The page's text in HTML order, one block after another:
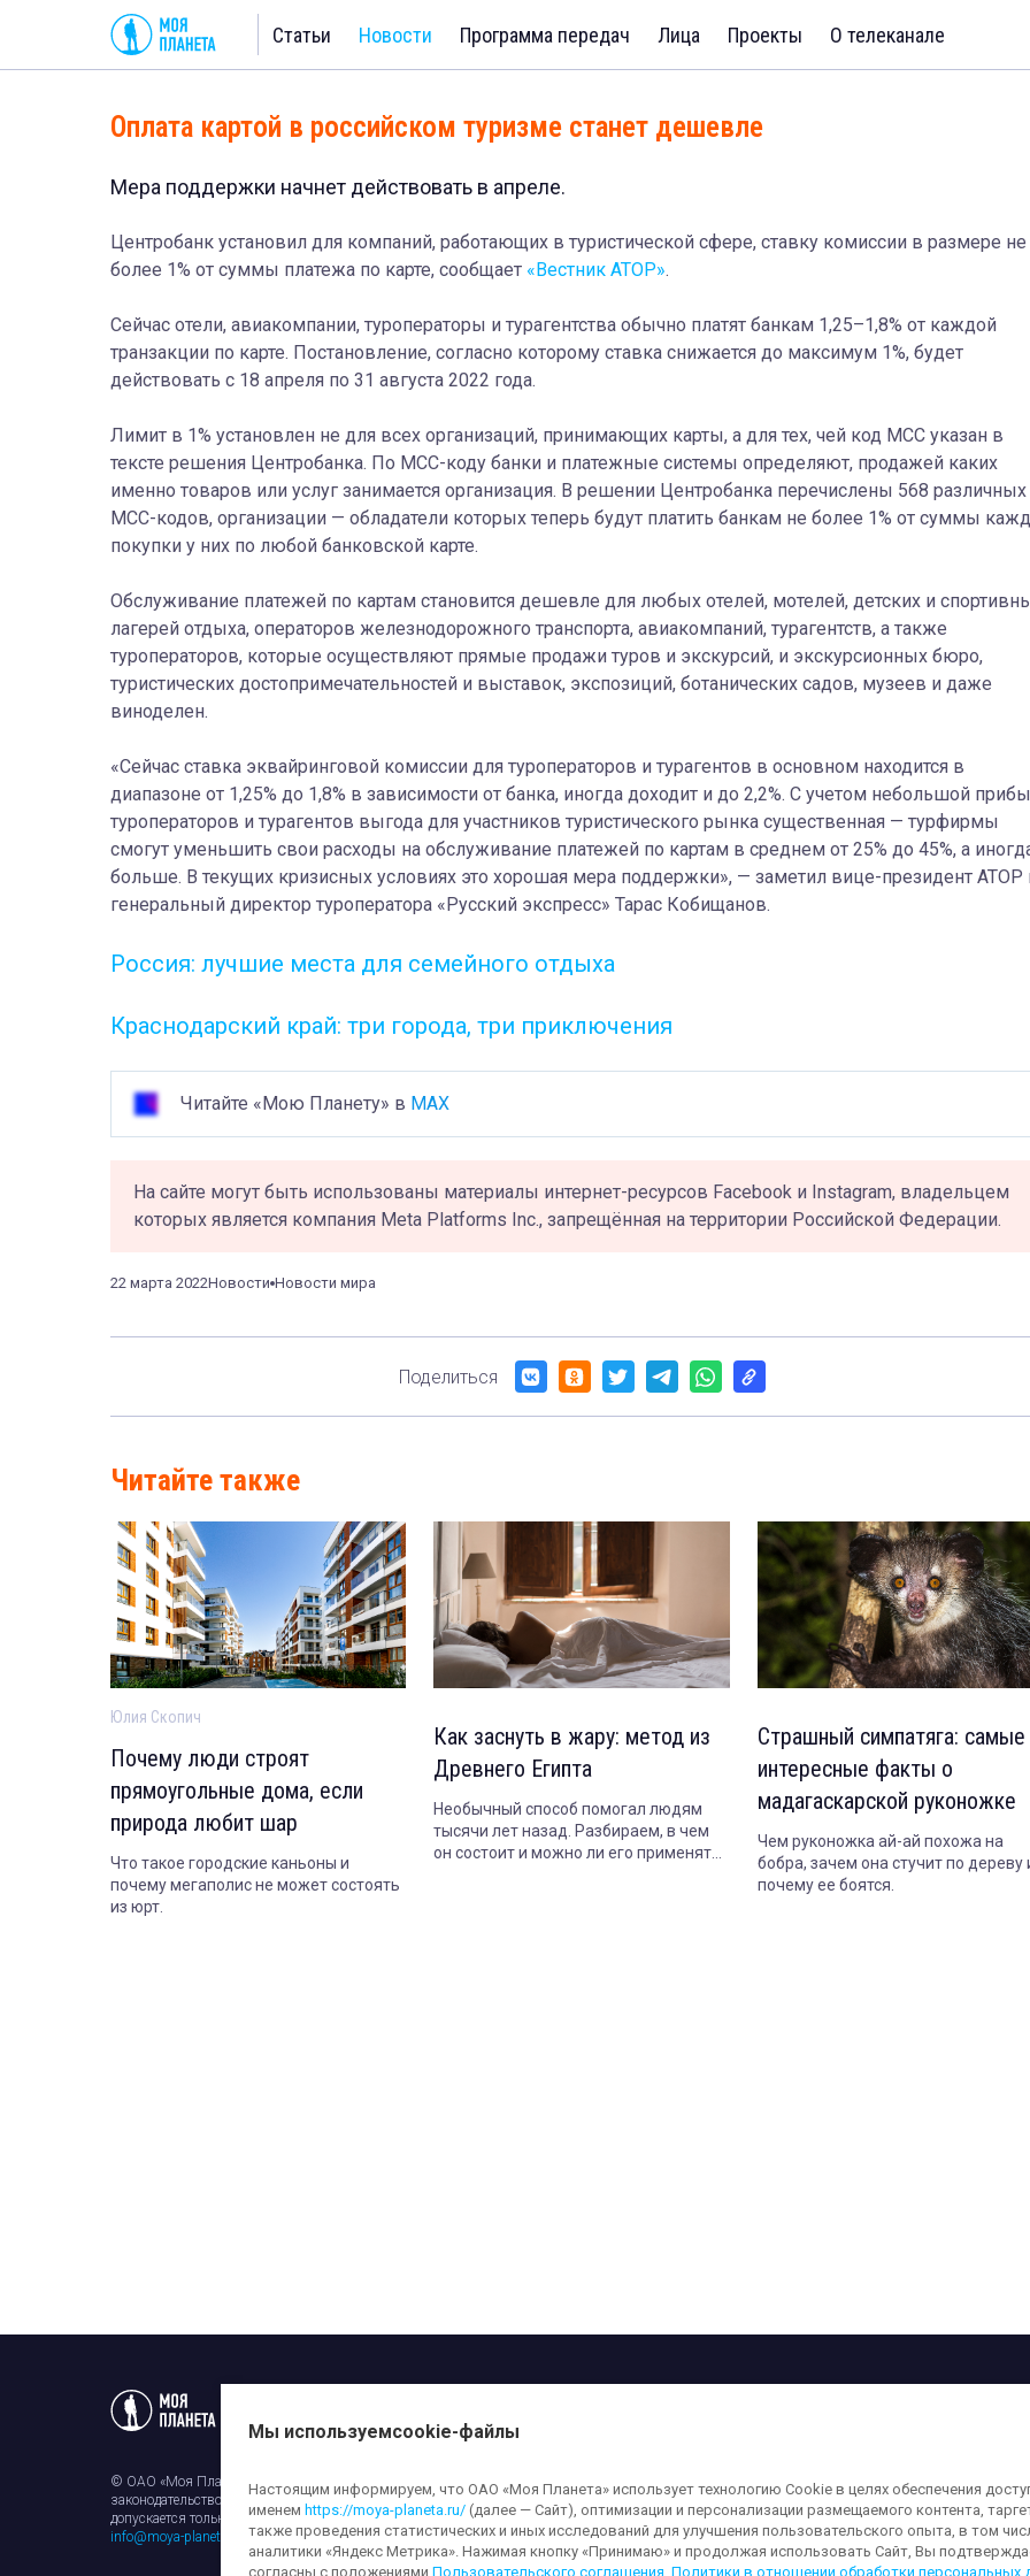
Статьи Новости Программа передач Лица Проекты О телеканале
Оплата картой в российском туризме станет дешевле
Мера поддержки начнет действовать в апреле.
Центробанк установил для компаний, работающих в туристической сфере, ставку комиссии в размере не
более 1% от суммы платежа по карте, сообщает «Вестник АТОР».
Сейчас отели, авиакомпании, туроператоры и турагентства обычно платят банкам 1,25–1,8% от каждой
транзакции по карте. Постановление, согласно которому ставка снижается до максимум 1%, будет
действовать с 18 апреля по 31 августа 2022 года.
Лимит в 1% установлен не для всех организаций, принимающих карты, а для тех, чей код MCC указан в
тексте решения Центробанка. По МСС-коду банки и платежные системы определяют, продажей каких
именно товаров или услуг занимается организация. В решении Центробанка перечислены 568 различных
MCC-кодов, организации — обладатели которых теперь будут платить банкам не более 1% от суммы
покупки у них по любой банковской карте.
Обслуживание платежей по картам становится дешевле для любых отелей, мотелей, детских и
лагерей отдыха, операторов железнодорожного транспорта, авиакомпаний, турагентств, а также
туроператоров, которые осуществляют прямые продажи туров и экскурсий, и экскурсионных бюро,
туристических достопримечательностей и выставок, экспозиций, ботанических садов, музеев и даже
виноделен.
«Сейчас ставка эквайринговой комиссии для туроператоров и турагентов в основном находится в
диапазоне от 1,25% до 1,8% в зависимости от банка, иногда доходит и до 2,2%. С учетом небольшой
туроператоров и турагентов выгода для участников туристического рынка существенная — турфирмы
смогут уменьшить свои расходы на обслуживание платежей по картам в среднем от 25% до 45%, а
больше. В текущих кризисных условиях это хорошая мера поддержки», — заметил вице-президент АТОР
генеральный директор туроператора «Русский экспресс» Тарас Кобищанов.
Россия: лучшие места для семейного отдыха
Краснодарский край: три города, три приключения
Читайте «Мою Планету» в MAX
На сайте могут быть использованы материалы интернет-ресурсов Facebook и Instagram, владельцем
которых является компания Meta Platforms Inc., запрещённая на территории Российской Федерации.
22 марта 2022Новости Новости мира
Поделиться
Читайте также
Юлия Скопич
Почему люди строят
прямоугольные дома, если
природа любит шар
Что такое городские каньоны и
почему мегаполис не может состоять
из юрт.
Как заснуть в жару: метод из
Древнего Египта
Необычный способ помогал людям
тысячи лет назад. Разбираем, в чем
он состоит и можно ли его применять
Страшный симпатяга: самые
интересные факты о
мадагаскарской руконожке
Чем руконожка ай-ай похожа на
бобра, зачем она стучит по дереву
почему ее боятся.
© ОАО «Моя Планета». Все права на любые материалы, опубликованные на сайте, защищены в соответствии с российским и международным
законодательством об авторском праве и смежных правах. Использование любых аудио-, фото- и видеоматериалов, размещенных на сайте,
допускается только с разрешения правообладателя и ссылкой на сайтmoya-planeta.ru. Адрес для направления юридически значимых
info@moya-planeta.ru
Мы используемcookie-файлы
Настоящим информируем, что ОАО «Моя Планета» использует технологию Cookie в целях обеспечения
именем https://moya-planeta.ru/ (далее — Сайт), оптимизации и персонализации размещаемого контента,
также проведения статистических и иных исследований для улучшения пользовательского опыта, в том
аналитики «Яндекс Метрика». Нажимая кнопку «Принимаю» и продолжая использовать Сайт, Вы
согласны с положениями Пользовательского соглашения Политики в отношении обработки персональных